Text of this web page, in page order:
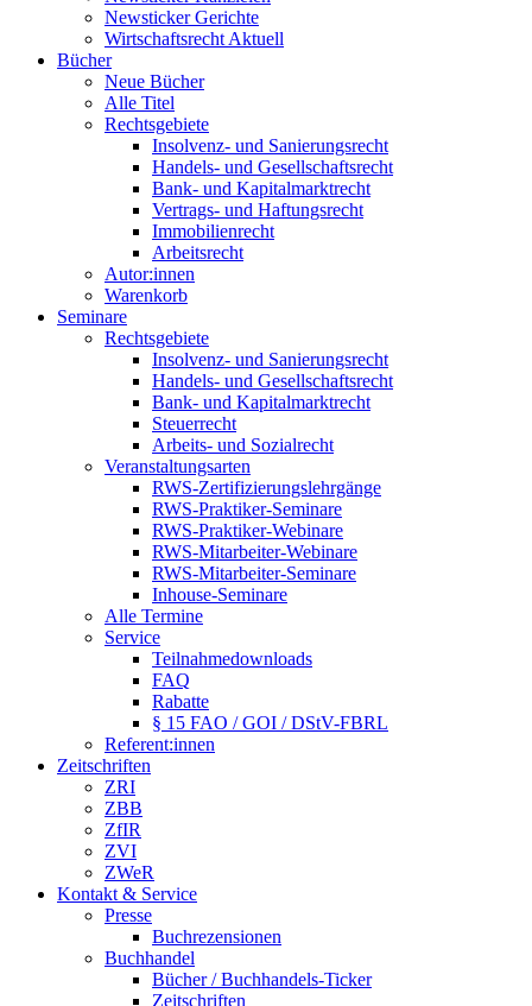
Newsticker Gerichte
Wirtschaftsrecht Aktuell
Bücher
Neue Bücher
Alle Titel
Rechtsgebiete
Insolvenz- und Sanierungsrecht
Handels- und Gesellschaftsrecht
Bank- und Kapitalmarktrecht
Vertrags- und Haftungsrecht
Immobilienrecht
Arbeitsrecht
Autor:innen
Warenkorb
Seminare
Rechtsgebiete
Insolvenz- und Sanierungsrecht
Handels- und Gesellschaftsrecht
Bank- und Kapitalmarktrecht
Steuerrecht
Arbeits- und Sozialrecht
Veranstaltungsarten
RWS-Zertifizierungslehrgänge
RWS-Praktiker-Seminare
RWS-Praktiker-Webinare
RWS-Mitarbeiter-Webinare
RWS-Mitarbeiter-Seminare
Inhouse-Seminare
Alle Termine
Service
Teilnahmedownloads
FAQ
Rabatte
§ 15 FAO / GOI / DStV-FBRL
Referent:innen
Zeitschriften
ZRI
ZBB
ZfIR
ZVI
ZWeR
Kontakt & Service
Presse
Buchrezensionen
Buchhandel
Bücher / Buchhandels-Ticker
Zeitschriften